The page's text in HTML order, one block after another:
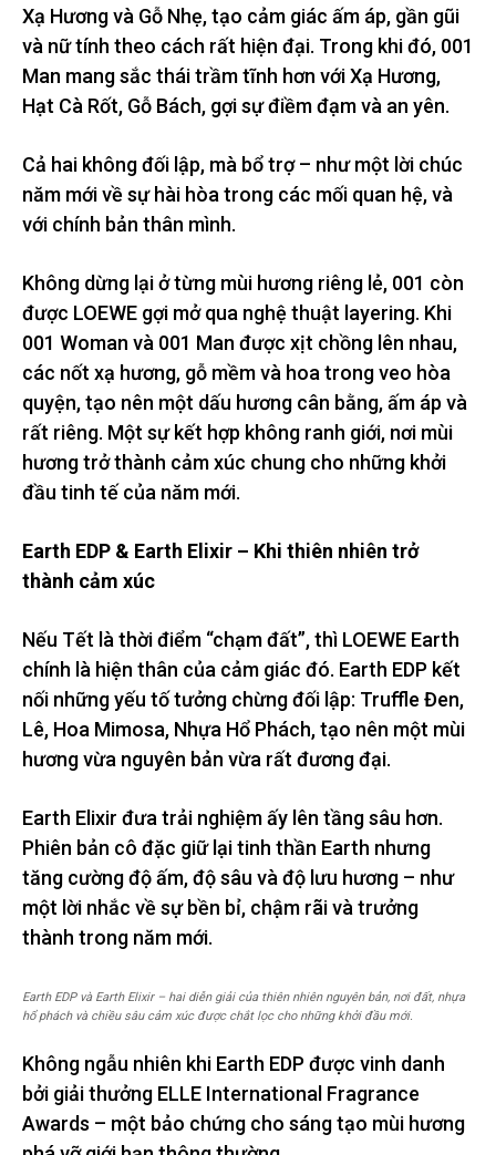
Xạ Hương và Gỗ Nhẹ, tạo cảm giác ấm áp, gần gũi
và nữ tính theo cách rất hiện đại. Trong khi đó, 001
Man mang sắc thái trầm tĩnh hơn với Xạ Hương,
Hạt Cà Rốt, Gỗ Bách, gợi sự điềm đạm và an yên.
Cả hai không đối lập, mà bổ trợ – như một lời chúc
năm mới về sự hài hòa trong các mối quan hệ, và
với chính bản thân mình.
Không dừng lại ở từng mùi hương riêng lẻ, 001 còn
được LOEWE gợi mở qua nghệ thuật layering. Khi
001 Woman và 001 Man được xịt chồng lên nhau,
các nốt xạ hương, gỗ mềm và hoa trong veo hòa
quyện, tạo nên một dấu hương cân bằng, ấm áp và
rất riêng. Một sự kết hợp không ranh giới, nơi mùi
hương trở thành cảm xúc chung cho những khởi
đầu tinh tế của năm mới.
Earth EDP & Earth Elixir – Khi thiên nhiên trở
thành cảm xúc
Nếu Tết là thời điểm “chạm đất”, thì LOEWE Earth
chính là hiện thân của cảm giác đó. Earth EDP kết
nối những yếu tố tưởng chừng đối lập: Truffle Đen,
Lê, Hoa Mimosa, Nhựa Hổ Phách, tạo nên một mùi
hương vừa nguyên bản vừa rất đương đại.
Earth Elixir đưa trải nghiệm ấy lên tầng sâu hơn.
Phiên bản cô đặc giữ lại tinh thần Earth nhưng
tăng cường độ ấm, độ sâu và độ lưu hương – như
một lời nhắc về sự bền bỉ, chậm rãi và trưởng
thành trong năm mới.
Earth EDP và Earth Elixir – hai diễn giải của thiên nhiên nguyên bản, nơi đất, nhựa
hổ phách và chiều sâu cảm xúc được chắt lọc cho những khởi đầu mới.
Không ngẫu nhiên khi Earth EDP được vinh danh
bởi giải thưởng ELLE International Fragrance
Awards – một bảo chứng cho sáng tạo mùi hương